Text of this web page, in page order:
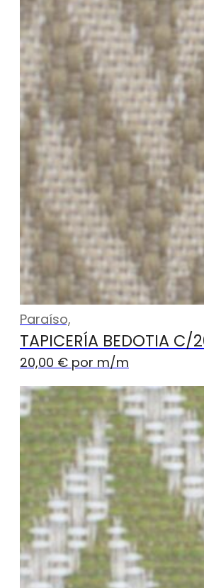
Paraíso,
TAPICERÍA BEDOTIA C/
20,00 € por m/m